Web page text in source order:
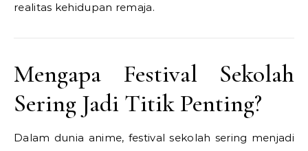
realitas kehidupan remaja.
Mengapa Festival Sekolah
Sering Jadi Titik Penting?
Dalam dunia anime, festival sekolah sering menjadi